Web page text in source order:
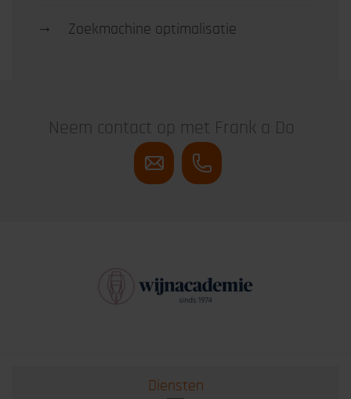
→ Zoekmachine optimalisatie
Neem contact op met Frank a Do
Diensten